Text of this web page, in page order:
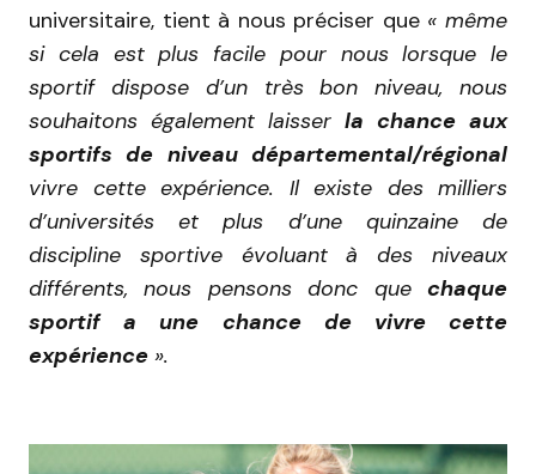
universitaire, tient à nous préciser que «même
si cela est plus facile pour nous lorsque le
sportif dispose d’un très bon niveau, nous
souhaitons également laisser la chance aux
sportifs de niveau départemental/régional
vivre cette expérience. Il existe des milliers
d’universités et plus d’une quinzaine de
discipline sportive évoluant à des niveaux
différents, nous pensons donc que chaque
sportif a une chance de vivre cette
expérience ».